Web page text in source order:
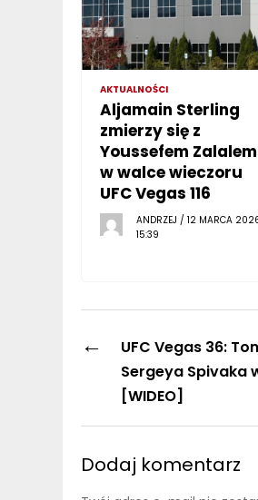
AKTUALNOŚCI
Aljamain Sterling
zmierzy się z
Youssefem Zalalem
w walce wieczoru
UFC Vegas 116
ANDRZEJ / 12 MARCA
15:39
←
UFC Vegas 36:
Sergeya Spivaka
[WIDEO]
Dodaj komentarz